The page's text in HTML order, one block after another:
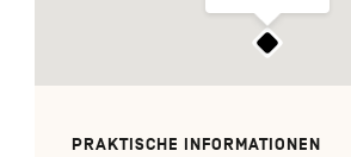
PRAKTISCHE INFORMATIONEN